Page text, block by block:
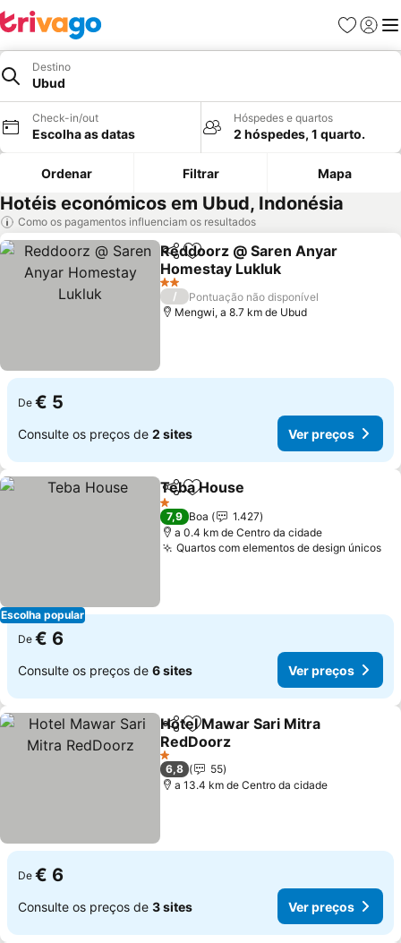
Favoritos
Iniciar
Destino
Ubud
Check-in/out
Escolha as datas
Hóspedes e quartos
2 hóspedes, 1 quarto.
Ordenar Filtrar Mapa
Hotéis económicos em Ubud, Indonésia
Como os pagamentos influenciam os resultados
PartilharAdicionar aos favoritos
Reddoorz @ Saren Anyar
Homestay Lukluk
2 Estrelas
/
Pontuação não disponível
Mengwi, a 8.7 km de Ubud
De € 5
Consulte os preços de 2 sites Ver preços
Escolha popular
PartilharAdicionar aos favoritos
Teba House
1 Estrelas
7,9 Boa
1.427
a 0.4 km de Centro da cidade
Quartos com elementos de design únicos
De € 6
Consulte os preços de 6 sites Ver preços
PartilharAdicionar aos favoritos
Hotel Mawar Sari Mitra
RedDoorz
1 Estrelas
6,8
55
a 13.4 km de Centro da cidade
De € 6
Consulte os preços de 3 sites Ver preços